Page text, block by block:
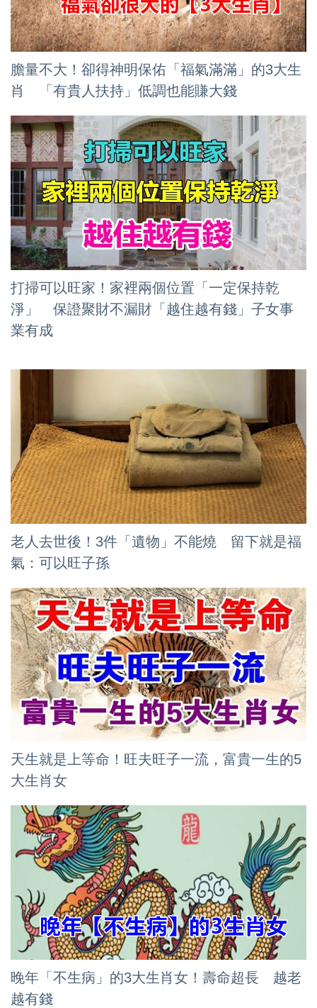
膽量不大！卻得神明保佑「福氣滿滿」的3大生
肖 「有貴人扶持」低調也能賺大錢
打掃可以旺家！家裡兩個位置「一定保持乾
淨」 保證聚財不漏財「越住越有錢」子女事
業有成
老人去世後！3件「遺物」不能燒 留下就是福
氣：可以旺子孫
天生就是上等命！旺夫旺子一流，富貴一生的5
大生肖女
晚年「不生病」的3大生肖女！壽命超長 越老
越有錢